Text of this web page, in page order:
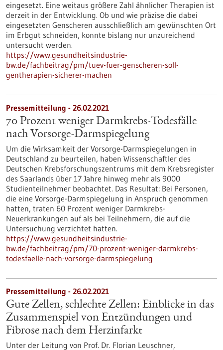
eingesetzt. Eine weitaus größere Zahl ähnlicher Therapien ist
derzeit in der Entwicklung. Ob und wie präzise die dabei
eingesetzten Genscheren ausschließlich am gewünschten Ort
im Erbgut schneiden, konnte bislang nur unzureichend
untersucht werden.
https://www.gesundheitsindustrie-
bw.de/fachbeitrag/pm/tuev-fuer-genscheren-soll-
gentherapien-sicherer-machen
Pressemitteilung - 26.02.2021
70 Prozent weniger Darmkrebs-Todesfälle
nach Vorsorge-Darmspiegelung
Um die Wirksamkeit der Vorsorge-Darmspiegelungen in
Deutschland zu beurteilen, haben Wissenschaftler des
Deutschen Krebsforschungszentrums mit dem Krebsregister
des Saarlands über 17 Jahre hinweg mehr als 9000
Studienteilnehmer beobachtet. Das Resultat: Bei Personen,
die eine Vorsorge-Darmspiegelung in Anspruch genommen
hatten, traten 60 Prozent weniger Darmkrebs-
Neuerkrankungen auf als bei Teilnehmern, die auf die
Untersuchung verzichtet hatten.
https://www.gesundheitsindustrie-
bw.de/fachbeitrag/pm/70-prozent-weniger-darmkrebs-
todesfaelle-nach-vorsorge-darmspiegelung
Pressemitteilung - 26.02.2021
Gute Zellen, schlechte Zellen: Einblicke in das
Zusammenspiel von Entzündungen und
Fibrose nach dem Herzinfarkt
Unter der Leitung von Prof. Dr. Florian Leuschner,